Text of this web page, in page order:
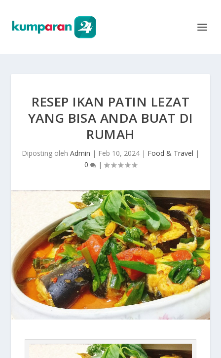
RESEP IKAN PATIN LEZAT
YANG BISA ANDA BUAT DI
RUMAH
Diposting oleh Admin | Feb 10, 2024 | Food & Travel |
0
|